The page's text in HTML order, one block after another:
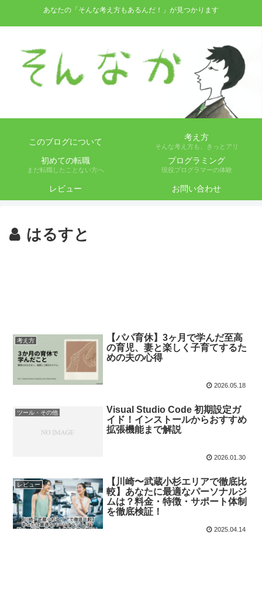
あなたの「そんな考え方もあるんだ！」が見つかります
このブログについて 考え方
そんな考え方も、きっとアリ
初めての転職
まだ転職したことない方へ
プログラミング
現役プログラマーの体験
レビュー お問い合わせ
はるすと
考え方
【パパ育休】3ヶ月で学んだ至高
の育児、妻と楽しく子育てするた
めの夫の心得
2026.05.18
ツール・その他
Visual Studio Code 初期設定ガ
イド！インストールからおすすめ
拡張機能まで解説
2026.01.30
レビュー
【川崎〜武蔵小杉エリアで徹底比
較】あなたに最適なパーソナルジ
ムは？料金・特徴・サポート体制
を徹底検証！
2025.04.14